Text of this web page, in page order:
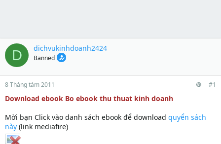
D dichvukinhdoanh2424
Banned
8 Tháng tám 2011 #1
Download ebook Bo ebook thu thuat kinh doanh
Mời bạn Click vào danh sách ebook để download quyển sách
này (link mediafire)